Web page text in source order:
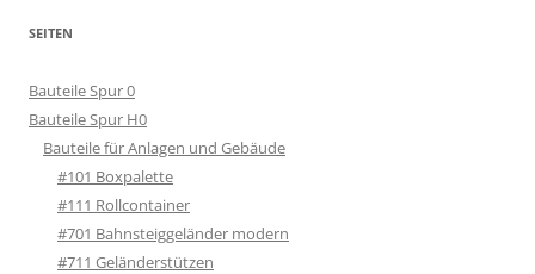
SEITEN
Bauteile Spur 0
Bauteile Spur H0
Bauteile für Anlagen und Gebäude
#101 Boxpalette
#111 Rollcontainer
#701 Bahnsteiggeländer modern
#711 Geländerstützen